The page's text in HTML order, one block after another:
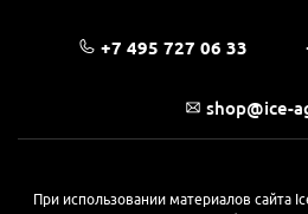
+7 495 727 06 33
shop@ice-
При использовании материалов сайта